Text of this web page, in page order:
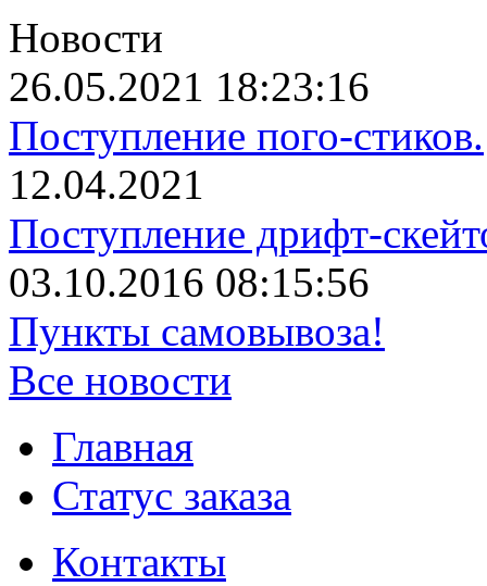
Новости
26.05.2021 18:23:16
Поступление пого-стиков.
12.04.2021
Поступление дрифт-
03.10.2016 08:15:56
Пункты самовывоза!
Все новости
Главная
Статус заказа
Контакты